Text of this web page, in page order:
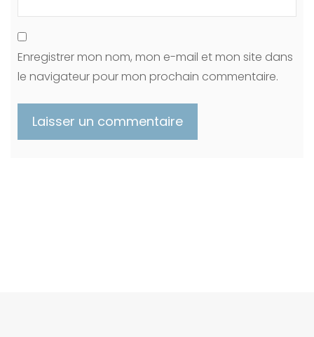
Enregistrer mon nom, mon e-mail et mon site dans
le navigateur pour mon prochain commentaire.